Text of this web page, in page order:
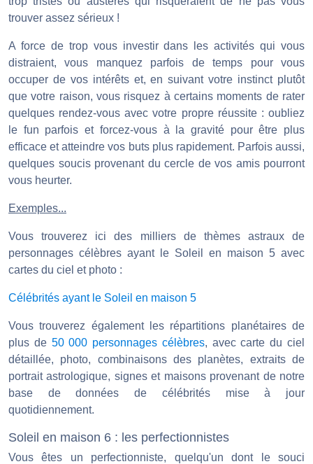
trouver assez sérieux !
A force de trop vous investir dans les activités qui vous
distraient, vous manquez parfois de temps pour vous
occuper de vos intérêts et, en suivant votre instinct plutôt
que votre raison, vous risquez à certains moments de rater
quelques rendez-vous avec votre propre réussite : oubliez
le fun parfois et forcez-vous à la gravité pour être plus
efficace et atteindre vos buts plus rapidement. Parfois aussi,
quelques soucis provenant du cercle de vos amis pourront
vous heurter.
Exemples...
Vous trouverez ici des milliers de thèmes astraux de
personnages célèbres ayant le Soleil en maison 5 avec
cartes du ciel et photo :
Célébrités ayant le Soleil en maison 5
Vous trouverez également les répartitions planétaires de
plus de 50 000 personnages célèbres, avec carte du ciel
détaillée, photo, combinaisons des planètes, extraits de
portrait astrologique, signes et maisons provenant de notre
base de données de célébrités mise à jour
quotidiennement.
Soleil en maison 6 : les perfectionnistes
Vous êtes un perfectionniste, quelqu'un dont le souci